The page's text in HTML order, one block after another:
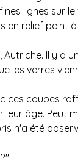
lignes sur
en relief peint à
Il y a
les verres
ces coupes
âge. Peut
n'a été